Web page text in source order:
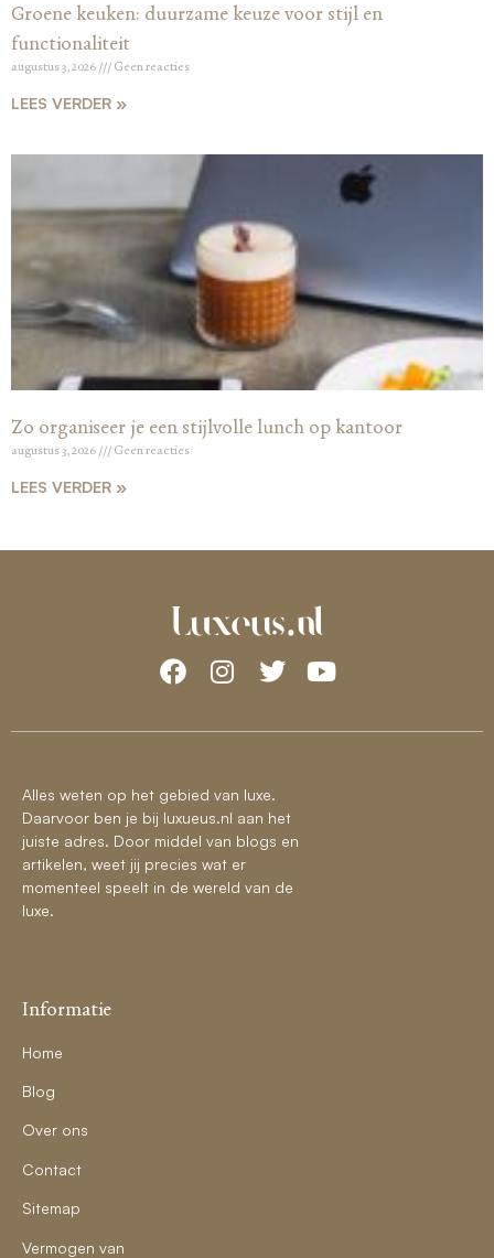
Groene keuken: duurzame keuze voor stijl en
functionaliteit
augustus 3, 2026 Geen reacties
LEES VERDER »
Zo organiseer je een stijlvolle lunch op kantoor
augustus 3, 2026 Geen reacties
LEES VERDER »
Alles weten op het gebied van luxe.
Daarvoor ben je bij luxueus.nl aan het
juiste adres. Door middel van blogs en
artikelen, weet jij precies wat er
momenteel speelt in de wereld van de
luxe.
Informatie
Home
Blog
Over ons
Contact
Sitemap
Vermogen van